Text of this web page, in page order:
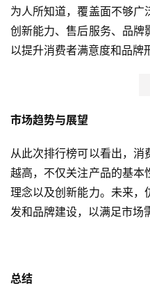
首
新
为人所知道，覆盖面不够广
创新能力、售后服务、品牌
以提升消费者满意度和品牌
市场趋势与展望
从此次排行榜可以看出，
越高，不仅关注产品的基本
理念以及创新能力。未来，
发和品牌建设，以满足市场
总结